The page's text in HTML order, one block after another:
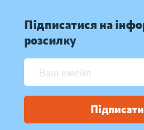
Підписатися на
розсилку